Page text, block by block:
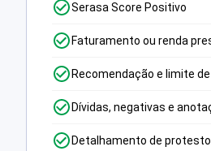
Serasa Score Positivo
Faturamento ou renda
Recomendação e limite
Dívidas, negativas e
Detalhamento de